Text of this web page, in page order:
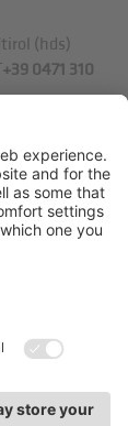
(hds)
+39 0471 310